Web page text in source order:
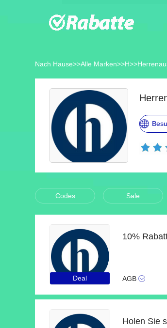
Nach Hause>>Alle Marken>>H>>
Codes Sale
Deal AGB